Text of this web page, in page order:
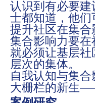
认识到有必要
士都知道，他
提升社区在集合
集合影响力要
就必须让基层
层次的集体。
自我认知与集合
大栅栏的新生